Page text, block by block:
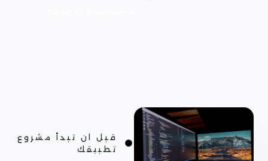
قبل ان تبدأ مشروع
تطبيقك